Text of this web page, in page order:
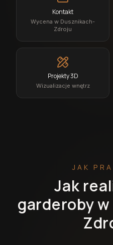
Kontakt
Wycena w Dusznikach-
Zdroju
Projekty 3D
Wizualizacje wnętrz
JAK
Jak
garderoby